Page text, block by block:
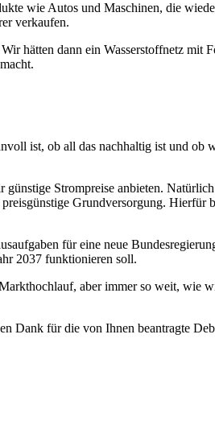
wie Autos und Maschinen, die
verkaufen.
hätten dann ein Wasserstoffnetz mit
ist, ob all das nachhaltig ist und ob
Strompreise anbieten.
Grundversorgung. Hierfür
für eine neue
2037 funktionieren soll.
aber immer so weit, wie
Dank für die von Ihnen beantragte